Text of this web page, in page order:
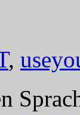
,